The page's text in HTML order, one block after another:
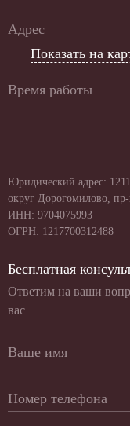
Адрес
Показать на
Время работы
Юридический адрес:
округ Дорогомилово,
ИНН: 9704075993
ОГРН: 1217700312488
Бесплатная
Ответим на ваши
вас